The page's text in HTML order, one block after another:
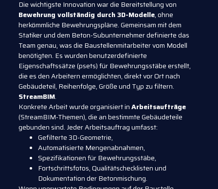
Die wichtigste Innovation war die Bereitstellung von
Bewehrung vollständig durch 3D-Modelle, ohne
herkömmliche Bewehrungspläne. Gemeinsam mit dem
Statiker und dem Beton-Subunternehmer definierte das
Team genau, was die Baustellenmitarbeiter vom Modell
benötigten. Es wurden benutzerdefinierte
Eigenschaftssätze (psets) für Bewehrungsstäbe erstellt,
die es den Arbeitern ermöglichten, direkt vor Ort nach
Gebäudeteil, Reihenfolge, Größe und Typ zu filtern.
StreamBIM.
Konkrete Arbeit wurde organisiert inArbeitsaufträge
(StreamBIM-Themen), die an bestimmte Gebäudeteile
gebunden sind. Jeder Arbeitsauftrag umfasst:
Gefilterte 3D-Geometrie,
Automatisierte Mengenabnahmen,
Spezifikationen für Bewehrungsstäbe,
Fortschrittsfotos, Qualitätschecklisten und
Dokumentation der Betonmischung.